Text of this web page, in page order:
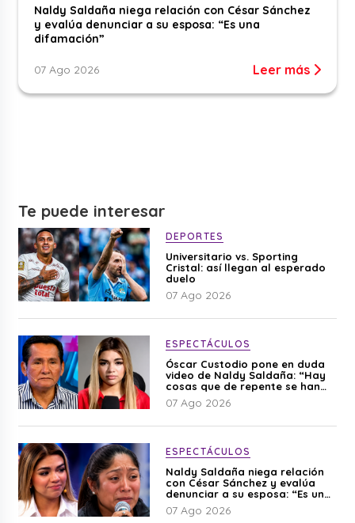
Naldy Saldaña niega relación con César Sánchez
y evalúa denunciar a su esposa: “Es una
difamación”
07 Ago 2026 Leer más
Te puede interesar
DEPORTES
Universitario vs. Sporting
Cristal: así llegan al esperado
duelo
07 Ago 2026
ESPECTÁCULOS
Óscar Custodio pone en duda
video de Naldy Saldaña: “Hay
cosas que de repente se han
editado”
07 Ago 2026
ESPECTÁCULOS
Naldy Saldaña niega relación
con César Sánchez y evalúa
denunciar a su esposa: “Es una
difamación”
07 Ago 2026